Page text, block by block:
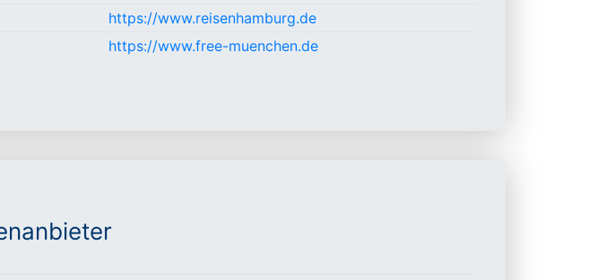
https://www.reisenhamburg.de
https://www.free-muenchen.de